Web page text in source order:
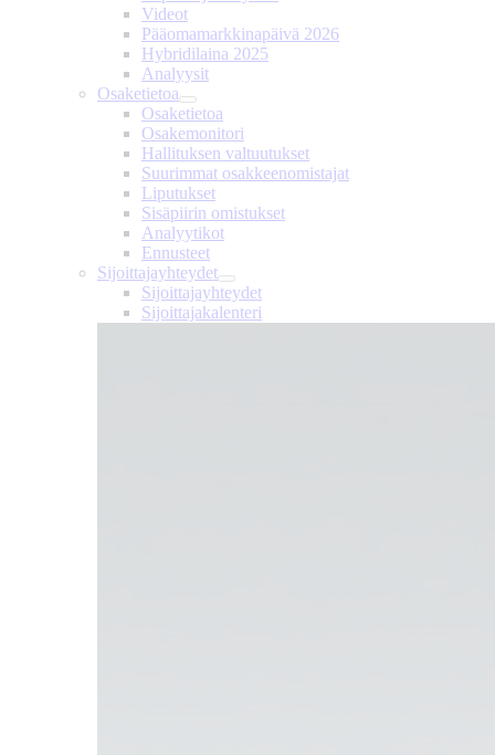
Videot
Pääomamarkkinapäivä 2026
Hybridilaina 2025
Analyysit
Osaketietoa
Osaketietoa
Osakemonitori
Hallituksen valtuutukset
Suurimmat osakkeenomistajat
Liputukset
Sisäpiirin omistukset
Analyytikot
Ennusteet
Sijoittajayhteydet
Sijoittajayhteydet
Sijoittajakalenteri